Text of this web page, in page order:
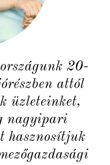
20-
attól
üzleteinket,
nagyipari
hasznosítjuk